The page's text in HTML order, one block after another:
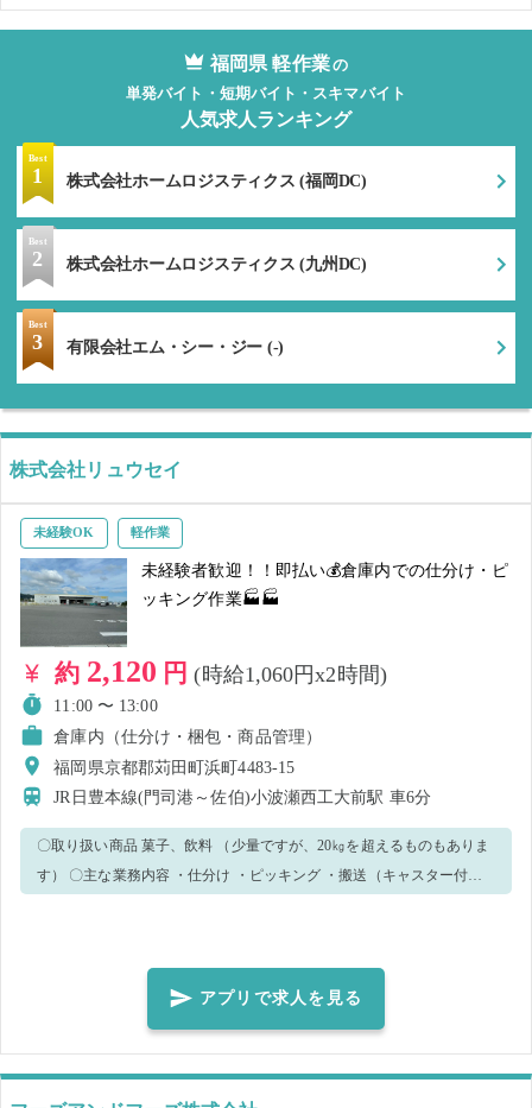
応募ください。 ※作業量や作業の進み具合で早上がりの可能性がござ
視/手作業がお好きな方！
福岡県 軽作業の
単発バイト・短期バイト・スキマバイト
人気求人ランキング
Best
1 株式会社ホームロジスティクス (福岡DC)
Best
2 株式会社ホームロジスティクス (九州DC)
Best
3 有限会社エム・シー・ジー (-)
株式会社リュウセイ
未経験OK 軽作業
未経験者歓迎！！即払い💰倉庫内での仕分け・ピ
ッキング作業🏭🏭
約 2,120 円(時給1,060円x2時間)
11:00 〜 13:00
倉庫内（仕分け・梱包・商品管理）
福岡県京都郡苅田町浜町4483‐15
JR日豊本線(門司港～佐伯)小波瀬西工大前駅 車6分
〇取り扱い商品 菓子、飲料 （少量ですが、20㎏を超えるものもありま
す） 〇主な業務内容 ・仕分け ・ピッキング ・搬送（キャスター付き
業を進めていけばOK 一人で集中して作業したい人にはぴったり!! 通勤
は車、バイク、自転車OK！ 女性も多く就業しておりますので、ふるっ
てご応募くださいませ。
アプリで求人を見る